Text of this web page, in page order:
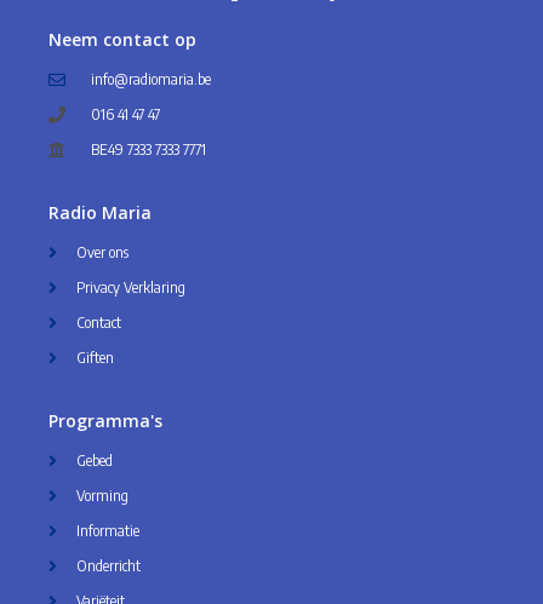
Neem contact op
info@radiomaria.be
016 41 47 47
BE49 7333 7333 7771
Radio Maria
Over ons
Privacy Verklaring
Contact
Giften
Programma's
Gebed
Vorming
Informatie
Onderricht